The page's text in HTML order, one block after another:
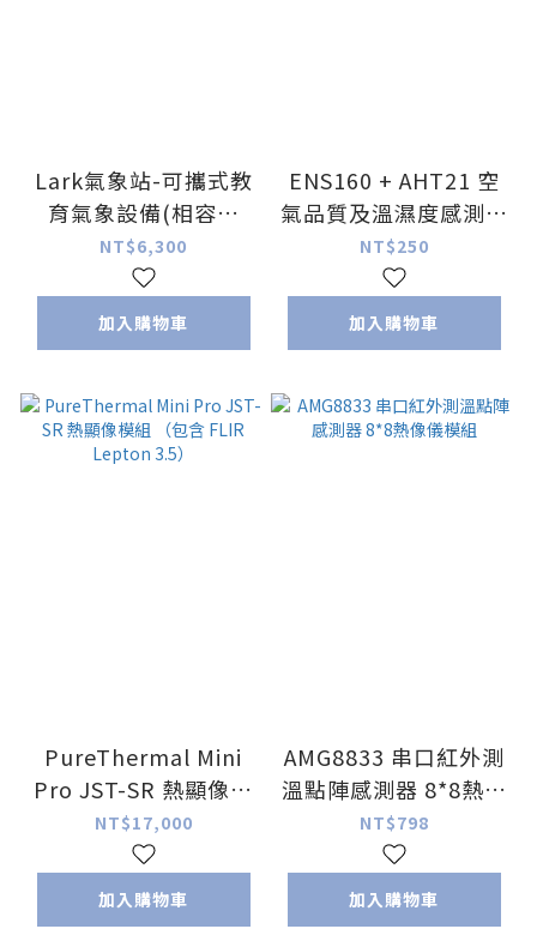
Lark氣象站-可攜式教
育氣象設備(相容於
Arduino、
micro:bit、ESP32)
NT$6,300
加入購物車
ENS160 + AHT21 空
氣品質及溫濕度感測器
模組
NT$250
加入購物車
PureThermal Mini
Pro JST-SR 熱顯像模
組 （包含 FLIR
Lepton 3.5）
NT$17,000
加入購物車
AMG8833 串口紅外測
溫點陣感測器 8*8熱像
儀模組
NT$798
加入購物車